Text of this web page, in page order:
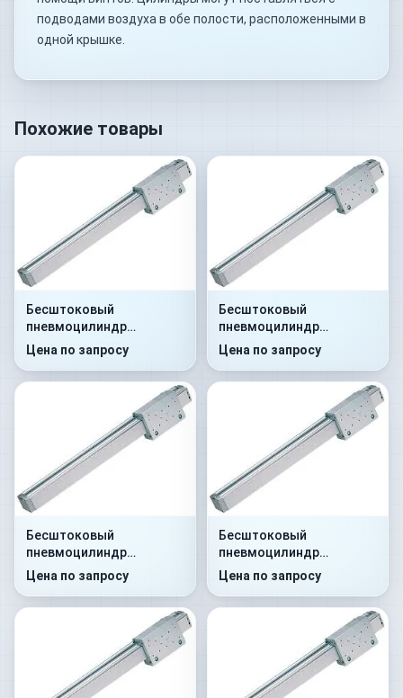
подводами воздуха в обе полости, расположенными в
одной крышке.
Похожие товары
Бесштоковый
пневмоцилиндр
52R2C32A0330
Цена по запросу
Бесштоковый
пневмоцилиндр
52R2C40A0700
Цена по запросу
Бесштоковый
пневмоцилиндр
52R2C32A0480
Цена по запросу
Бесштоковый
пневмоцилиндр
52R2C40A0800
Цена по запросу